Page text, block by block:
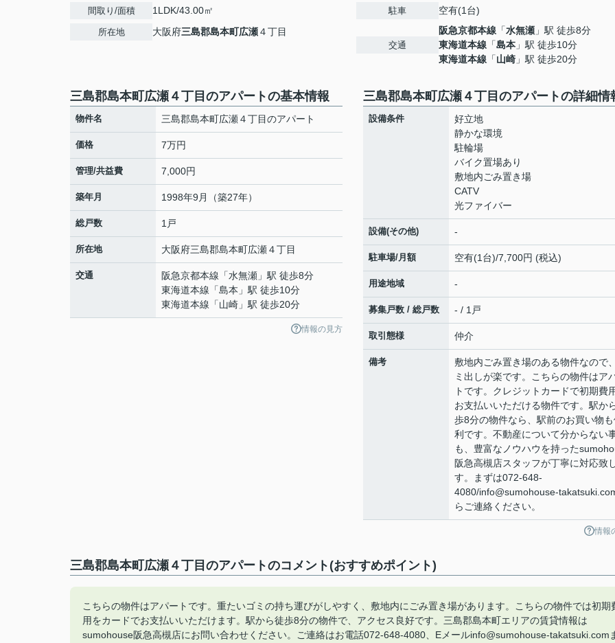
間取り/面積 1LDK/43.00㎡
所在地 大阪府三島郡島本町広瀬４丁目
駐車 空有(1台)
交通
阪急京都本線 「水無瀬 」駅 徒歩8分
東海道本線 「島本 」駅 徒歩10分
東海道本線 「山崎 」駅 徒歩20分
三島郡島本町広瀬４丁目のアパートの基本情報
物件名 三島郡島本町広瀬４丁目のアパート
価格 7万円
管理/共益費 7,000円
築年月 1998年9月（築27年）
総戸数 1戸
所在地 大阪府三島郡島本町広瀬４丁目
交通 阪急京都本線 「水無瀬 」駅 徒歩8分
東海道本線 「島本 」駅 徒歩10分
東海道本線 「山崎 」駅 徒歩20分
情報の見方
三島郡島本町広瀬４丁目のアパートの詳細情
設備条件
好立地
静かな環境
駐輪場
バイク置場あり
敷地内ごみ置き場
CATV
光ファイバー
設備(その他) -
駐車場/月額 空有(1台)/7,700円 (税込)
用途地域 -
募集戸数 / 総戸数 - / 1戸
取引態様 仲介
備考
敷地内ごみ置き場のある物件なので
ミ出しが楽です。こちらの物件はア
トです。クレジットカードで初期費
お支払いいただける物件です。駅か
歩8分の物件なら、駅前のお買い物
利です。不動産について分からない
も、豊富なノウハウを持った
阪急高槻店スタッフが丁寧に対応致
す。まずは072-648-
4080/info@sumohouse-
らご連絡ください。
情報
三島郡島本町広瀬４丁目のアパートのコメント(おすすめポイント)
こちらの物件はアパートです。重たいゴミの持ち運びがしやすく、敷地内にごみ置き場があります。こちらの物件では初期
用をカードでお支払いいただけます。駅から徒歩8分の物件で、アクセス良好です。三島郡島本町エリアの賃貸情報は
sumohouse阪急高槻店にお問い合わせください。ご連絡はお電話072-648-4080、Eメールinfo@sumohouse-takatsuki.com